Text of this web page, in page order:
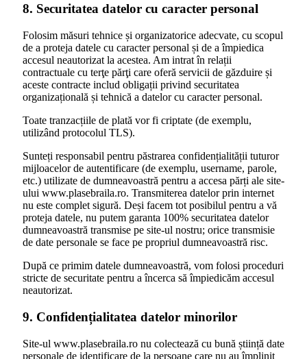
8. Securitatea datelor cu caracter personal
Folosim măsuri tehnice și organizatorice adecvate, cu scopul
de a proteja datele cu caracter personal și de a împiedica
accesul neautorizat la acestea. Am intrat în relații
contractuale cu terţe părţi care oferă servicii de găzduire și
aceste contracte includ obligații privind securitatea
organizațională și tehnică a datelor cu caracter personal.
Toate tranzacțiile de plată vor fi criptate (de exemplu,
utilizând protocolul TLS).
Sunteți responsabil pentru păstrarea confidențialității tuturor
mijloacelor de autentificare (de exemplu, username, parole,
etc.) utilizate de dumneavoastră pentru a accesa părți ale site-
ului www.plasebraila.ro. Transmiterea datelor prin internet
nu este complet sigură. Deși facem tot posibilul pentru a vă
proteja datele, nu putem garanta 100% securitatea datelor
dumneavoastră transmise pe site-ul nostru; orice transmisie
de date personale se face pe propriul dumneavoastră risc.
După ce primim datele dumneavoastră, vom folosi proceduri
stricte de securitate pentru a încerca să împiedicăm accesul
neautorizat.
9. Confidențialitatea datelor minorilor
Site-ul www.plasebraila.ro nu colectează cu bună știință date
personale de identificare de la persoane care nu au împlinit